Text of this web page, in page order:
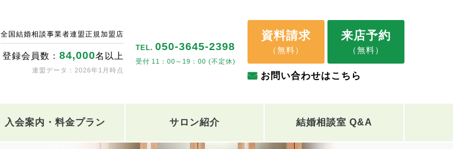
全国結婚相談事業者連盟正規加盟店
登録会員数： 84,000名以上
連盟データ：2026年1月時点
TEL. 050-3645-2398
11：00～19：00 (不定休)
資料請求
（無料）
来店予約
（無料）
お問い合わせはこちら
入会案内・料金プラン サロン紹介 結婚相談室 Q&A